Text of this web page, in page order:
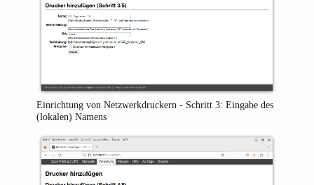
Einrichtung von Netzwerkdruckern - Schritt 3: Eingabe des
(lokalen) Namens